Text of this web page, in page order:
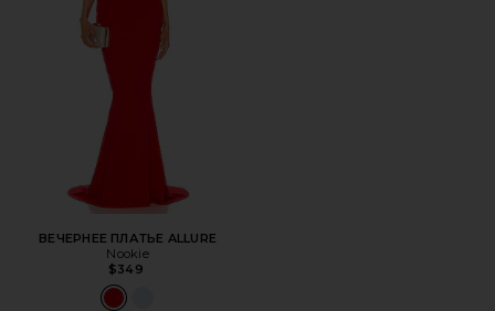
ВЕЧЕРНЕЕ ПЛАТЬЕ ALLURE
Nookie
$349